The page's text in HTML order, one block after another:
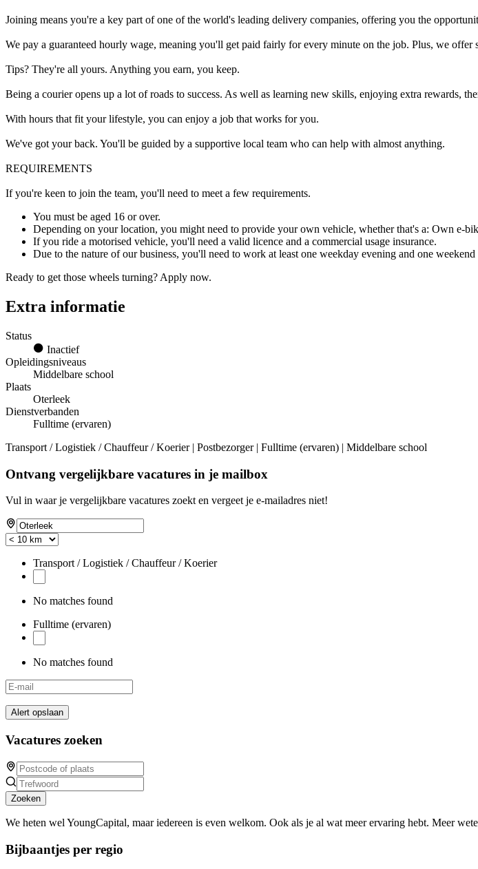
Joining means you're a key part of one of the world's leading delivery companies, offering you the
We pay a guaranteed hourly wage, meaning you'll get paid fairly for every minute on the job. Plus, we
Tips? They're all yours. Anything you earn, you keep.
Being a courier opens up a lot of roads to success. As well as learning new skills, enjoying extra rewards,
With hours that fit your lifestyle, you can enjoy a job that works for you.
We've got your back. You'll be guided by a supportive local team who can help with almost anything.
REQUIREMENTS
If you're keen to join the team, you'll need to meet a few requirements.
You must be aged 16 or over.
Depending on your location, you might need to provide your own vehicle, whether that's a: Own e-
If you ride a motorised vehicle, you'll need a valid licence and a commercial usage insurance.
Due to the nature of our business, you'll need to work at least one weekday evening and one
Ready to get those wheels turning? Apply now.
Extra informatie
Status
Inactief
Opleidingsniveaus
Middelbare school
Plaats
Oterleek
Dienstverbanden
Fulltime (ervaren)
Transport / Logistiek / Chauffeur / Koerier | Postbezorger | Fulltime (ervaren) | Middelbare school
Ontvang vergelijkbare vacatures in je mailbox
Vul in waar je vergelijkbare vacatures zoekt en vergeet je e-mailadres niet!
Transport / Logistiek / Chauffeur / Koerier
No matches found
Fulltime (ervaren)
No matches found
Alert opslaan
Vacatures zoeken
Zoeken
We heten wel YoungCapital, maar iedereen is even welkom. Ook als je al wat meer ervaring hebt. Meer
Bijbaantjes per regio